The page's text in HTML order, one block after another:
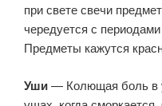
при свете свечи
чередуется с периодами
Предметы кажутся
Уши— Колющая боль в